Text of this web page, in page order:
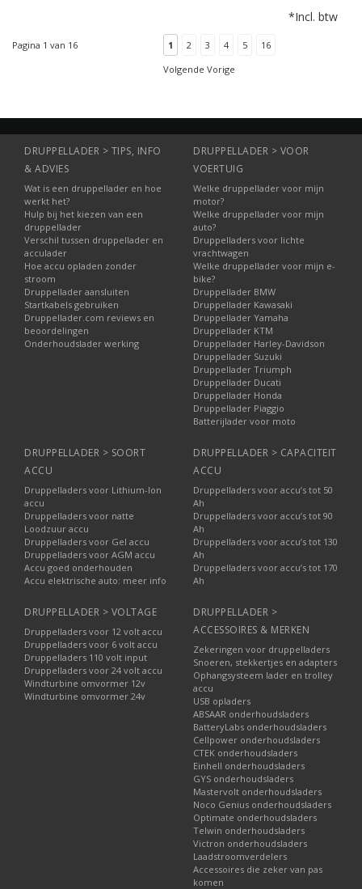
goed kunt opladen en
lader is prima geschikt
*Incl. btw
Pagina 1 van 16 1 2 3 4 5
16
Volgende Vorige
DRUPPELLADER > TIPS, INFO
& ADVIES
Wat is een druppellader en hoe
werkt het?
Hulp bij het kiezen van een
druppellader
Verschil tussen druppellader en
acculader
Hoe accu opladen zonder
stroom
Druppellader aansluiten
Startkabels gebruiken
Druppellader.com reviews en
beoordelingen
Onderhoudslader werking
DRUPPELLADER > VOOR
VOERTUIG
Welke druppellader voor mijn
motor?
Welke druppellader voor mijn
auto?
Druppelladers voor lichte
vrachtwagen
Welke druppellader voor mijn e-
bike?
Druppellader BMW
Druppellader Kawasaki
Druppellader Yamaha
Druppellader KTM
Druppellader Harley-Davidson
Druppellader Suzuki
Druppellader Triumph
Druppellader Ducati
Druppellader Honda
Druppellader Piaggio
Batterijlader voor moto
DRUPPELLADER > SOORT
ACCU
Druppelladers voor Lithium-Ion
accu
Druppelladers voor natte
Loodzuur accu
Druppelladers voor Gel accu
Druppelladers voor AGM accu
Accu goed onderhouden
Accu elektrische auto: meer info
DRUPPELLADER > CAPACITEIT
ACCU
Druppelladers voor accu’s tot 50
Ah
Druppelladers voor accu’s tot 90
Ah
Druppelladers voor accu’s tot 130
Ah
Druppelladers voor accu’s tot 170
Ah
DRUPPELLADER > VOLTAGE
Druppelladers voor 12 volt accu
Druppelladers voor 6 volt accu
Druppelladers 110 volt input
Druppelladers voor 24 volt accu
Windturbine omvormer 12v
Windturbine omvormer 24v
DRUPPELLADER >
ACCESSOIRES & MERKEN
Zekeringen voor druppelladers
Snoeren, stekkertjes en adapters
Ophangsysteem lader en trolley
accu
USB opladers
ABSAAR onderhoudsladers
BatteryLabs onderhoudsladers
Cellpower onderhoudsladers
CTEK onderhoudsladers
Einhell onderhoudsladers
GYS onderhoudsladers
Mastervolt onderhoudsladers
Noco Genius onderhoudsladers
Optimate onderhoudsladers
Telwin onderhoudsladers
Victron onderhoudsladers
Laadstroomverdelers
Accessoires die zeker van pas
komen